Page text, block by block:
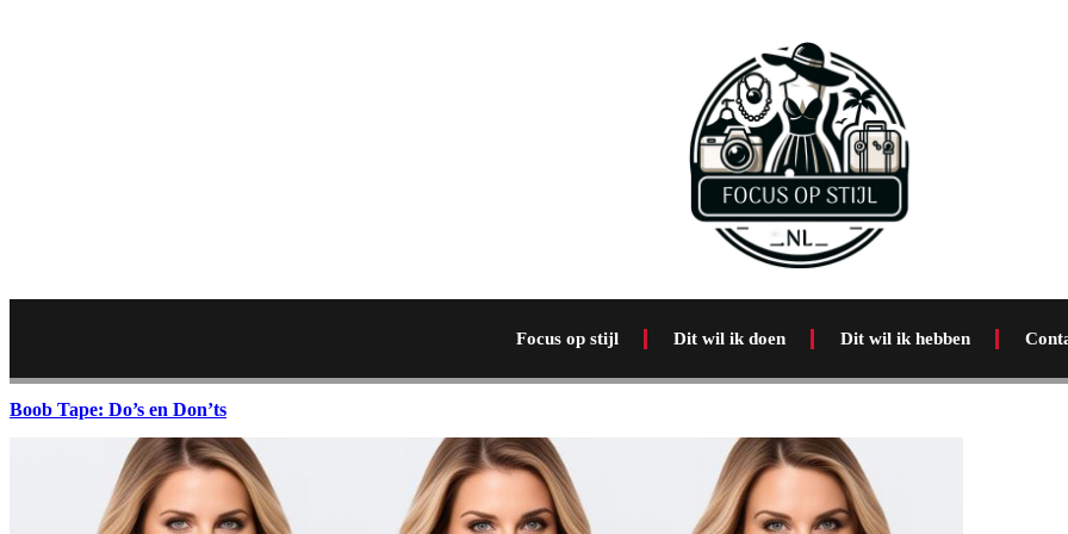
Focus op stijl Dit wil ik doen Dit wil ik hebben
Boob Tape: Do’s en Don’ts